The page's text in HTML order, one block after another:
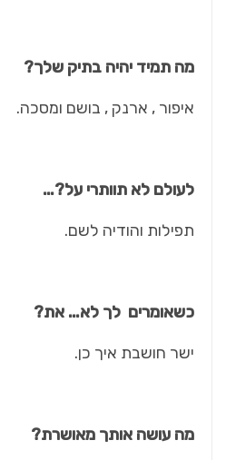
מה תמיד יהיה בתיק שלך?
איפור , ארנק , בושם ומסכה.
לעולם לא תוותרי על?…
תפילות והודיה לשם.
כשאומרים לך לא… את?
ישר חושבת איך כן.
מה עושה אותך מאושרת?